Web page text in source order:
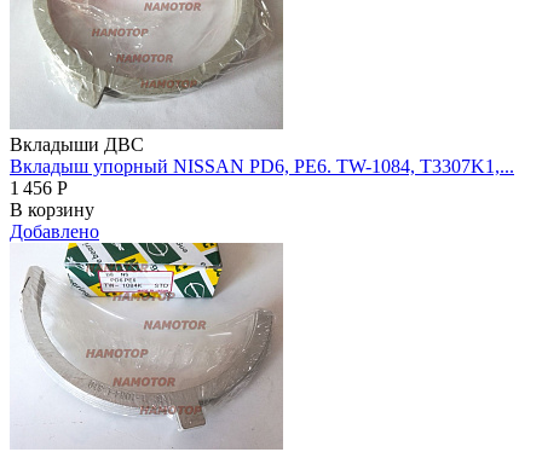
Вкладыши ДВС
Вкладыш упорный NISSAN PD6, PE6. TW-1084, T3307K1,...
1 456 Р
В корзину
Добавлено